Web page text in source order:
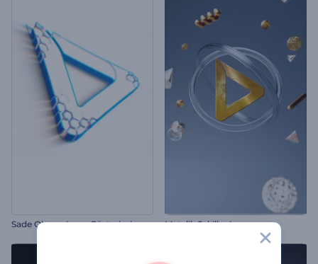
Sade Oluşan Logo Gösterimi Metalik Şekiller Logo